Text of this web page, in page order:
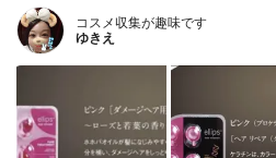
コスメ収集が趣味です
ゆきえ